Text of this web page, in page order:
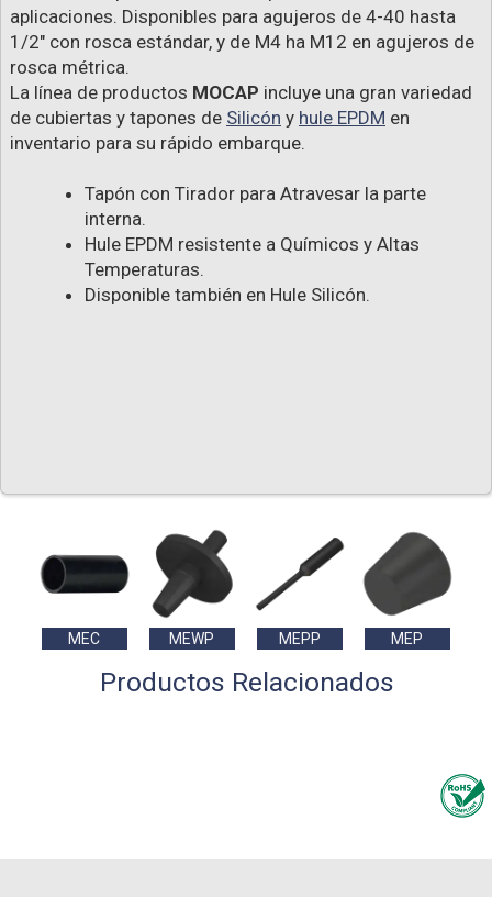
aplicaciones. Disponibles para agujeros de 4-40 hasta
1/2" con rosca estándar, y de M4 ha M12 en agujeros de
rosca métrica.
La línea de productos MOCAP incluye una gran variedad
de cubiertas y tapones de Silicón y hule EPDM en
inventario para su rápido embarque.
Tapón con Tirador para Atravesar la parte
interna.
Hule EPDM resistente a Químicos y Altas
Temperaturas.
Disponible también en Hule Silicón.
MEC MEWP MEPP MEP
Productos Relacionados